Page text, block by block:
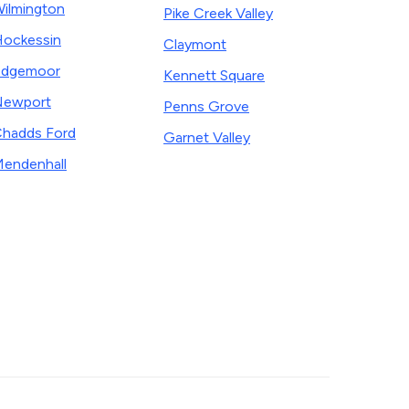
Ford
Pike Creek Valley
Claymont
Kennett Square
Penns Grove
Garnet Valley